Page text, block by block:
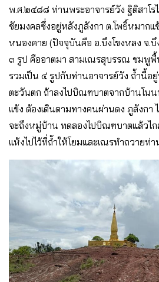
พ.ศ.๒๔๘๘ ท่านพระอาจารย์วัง ฐิติสาโร
ชัยมงคลซึ่งอยู่หลังภูลังกา ต.โพธิ์หมากแ
หนองคาย (ปัจจุบันคือ อ.บึงโขงหลง จ.
๓ รูป คืออาตมา สามเณรสุบรรณ ชมพูพื้
รวมเป็น ๔ รูปกับท่านอาจารย์วัง ถ้ำนี้อ
ตะวันตก ถ้าลงไปบิณฑบาตจากบ้านโน
แข้ง ต้องเดินตามทางคนผ่านดง ภูลังกา
จะถึงหมู่บ้าน ทดลองไปบิณฑบาตแล้วไก
แห้งไปไว้ที่ถ้ำให้โยมและเณรทำถวายท่า